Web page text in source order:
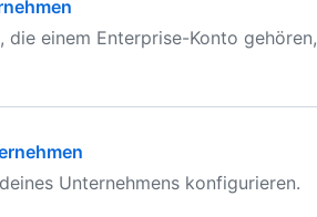
einem Enterprise-Konto gehören,
Unternehmens konfigurieren.